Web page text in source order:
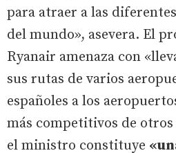
para atraer a las
del mundo», asevera. El
Ryanair amenaza con
sus rutas de varios
españoles a los
más competitivos de otros
el ministro constituye